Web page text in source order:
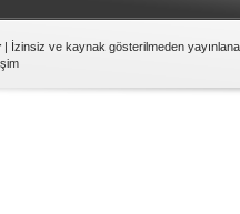
| İzinsiz ve kaynak gösterilmeden